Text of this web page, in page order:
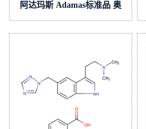
阿达玛斯 Adamas标准品 奥
司他韦杂质43,cas号:651324-